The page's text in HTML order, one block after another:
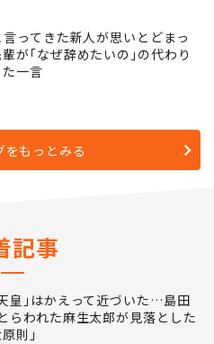
ってきた新人が思いとどまっ
が｢なぜ辞めたいの｣の代わり
一言
をもっとみる
記事
皇｣はかえって近づいた…島田
らわれた麻生太郎が見落とした
則｣